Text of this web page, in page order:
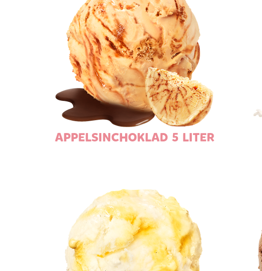
APPELSINCHOKLAD 5 LITER